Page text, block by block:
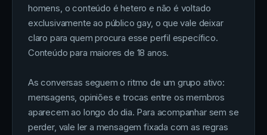
homens, o conteúdo é hetero e não é voltado
exclusivamente ao público gay, o que vale deixar
claro para quem procura esse perfil específico.
Conteúdo para maiores de 18 anos.
As conversas seguem o ritmo de um grupo ativo:
mensagens, opiniões e trocas entre os membros
aparecem ao longo do dia. Para acompanhar sem se
perder, vale ler a mensagem fixada com as regras